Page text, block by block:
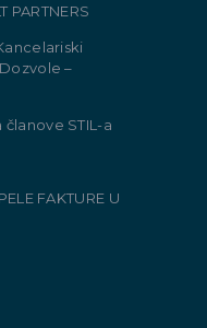
PARTNERS
–
STIL-a
FAKTURE U